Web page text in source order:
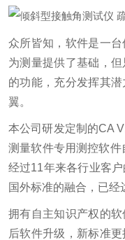
众所皆知，软件是一
为测量提供了基础，
的功能，充分发挥其
翼。
本公司研发定制的CA
测量软件专用测控软件
经过11年来各行业客
国外标准的融合，已经
拥有自主知识产权的
后软件升级，新标准